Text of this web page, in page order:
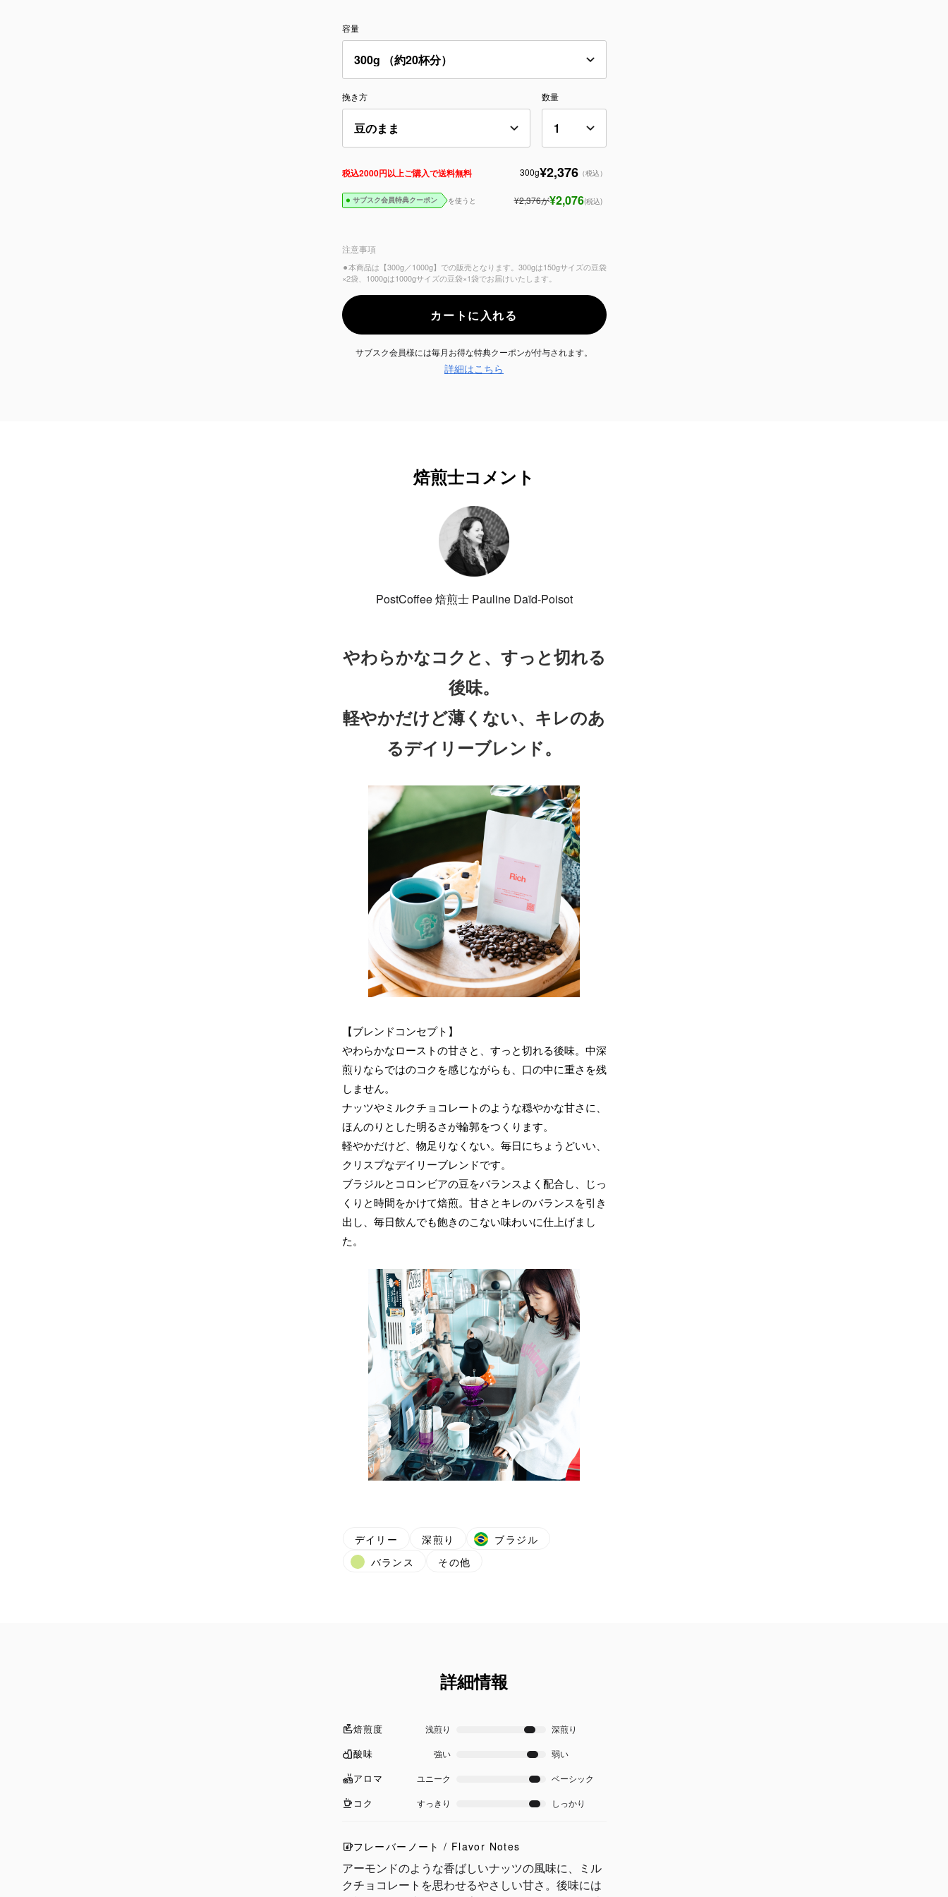
容量
挽き方 数量
税込2000円以上ご購入で送料無料 300g¥2,376（税込）
サブスク会員特典クーポン を使うと ¥2,376が¥2,076(税込)
注意事項
⚫︎本商品は【300g／1000g】での販売となります。300gは150gサイズの豆袋
×2袋、1000gは1000gサイズの豆袋×1袋でお届けいたします。
カートに入れる
サブスク会員様には毎月お得な特典クーポンが付与されます。
詳細はこちら
焙煎士コメント
PostCoffee 焙煎士 Pauline Daïd-Poisot
やわらかなコクと、すっと切れる
後味。
軽やかだけど薄くない、キレのあ
るデイリーブレンド。
【ブレンドコンセプト】
やわらかなローストの甘さと、すっと切れる後味。中深
煎りならではのコクを感じながらも、口の中に重さを残
しません。
ナッツやミルクチョコレートのような穏やかな甘さに、
ほんのりとした明るさが輪郭をつくります。
軽やかだけど、物足りなくない。毎日にちょうどいい、
クリスプなデイリーブレンドです。
ブラジルとコロンビアの豆をバランスよく配合し、じっ
くりと時間をかけて焙煎。甘さとキレのバランスを引き
出し、毎日飲んでも飽きのこない味わいに仕上げまし
た。
デイリー 深煎り
ブラジル
バランス
その他
詳細情報
焙煎度 浅煎り 深煎り
酸味 強い 弱い
アロマ ユニーク ベーシック
コク すっきり しっかり
フレーバーノート / Flavor Notes
アーモンドのような香ばしいナッツの風味に、ミル
クチョコレートを思わせるやさしい甘さ。後味には